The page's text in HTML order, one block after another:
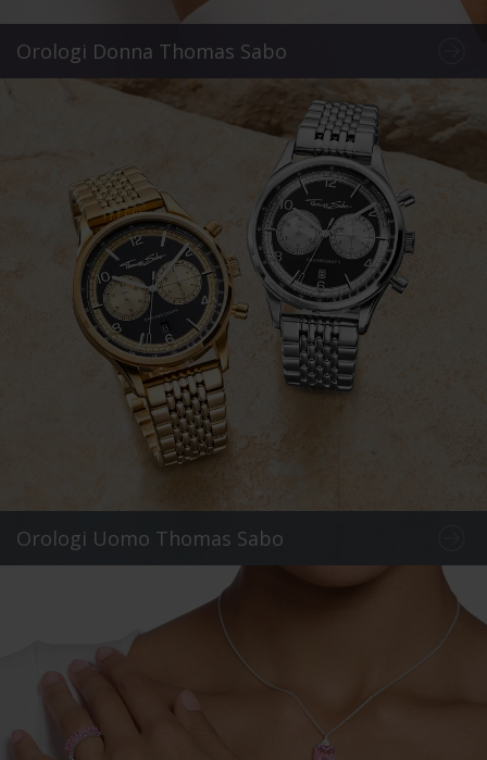
Orologi Donna Thomas Sabo
Orologi Uomo Thomas Sabo